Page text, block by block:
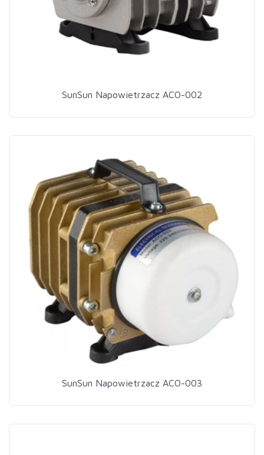
SunSun Napowietrzacz ACO-002
SunSun Napowietrzacz ACO-003